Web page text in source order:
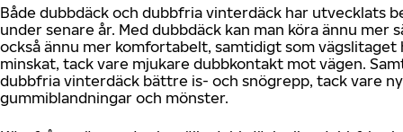
Både dubbdäck och dubbfria vinterdäck har utvecklats
under senare år. Med dubbdäck kan man köra ännu mer
också ännu mer komfortabelt, samtidigt som vägslitaget
minskat, tack vare mjukare dubbkontakt mot vägen.
dubbfria vinterdäck bättre is- och snögrepp, tack vare
gummiblandningar och mönster.